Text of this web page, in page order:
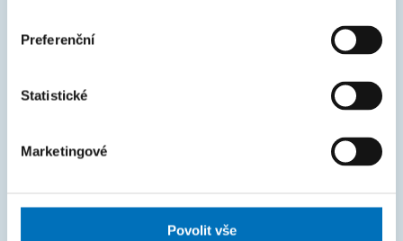
Preferenční
Statistické
Marketingové
Povolit vše
Věda a výzkum
O fakultě